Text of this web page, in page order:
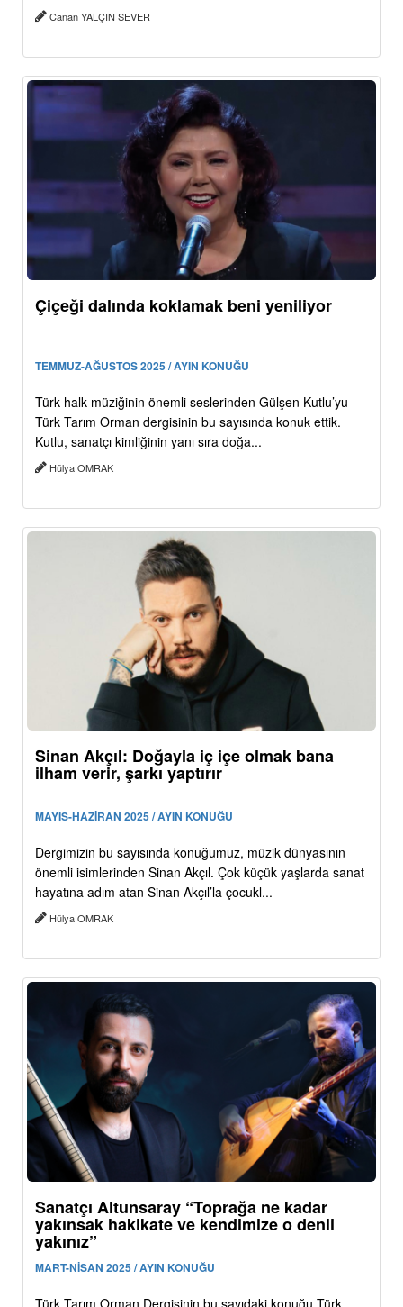
Canan YALÇIN SEVER
Çiçeği dalında koklamak beni yeniliyor
TEMMUZ-AĞUSTOS 2025 / AYIN KONUĞU
Türk halk müziğinin önemli seslerinden Gülşen Kutlu’yu
Türk Tarım Orman dergisinin bu sayısında konuk ettik.
Kutlu, sanatçı kimliğinin yanı sıra doğa...
Hülya OMRAK
Sinan Akçıl: Doğayla iç içe olmak bana
ilham verir, şarkı yaptırır
MAYIS-HAZİRAN 2025 / AYIN KONUĞU
Dergimizin bu sayısında konuğumuz, müzik dünyasının
önemli isimlerinden Sinan Akçıl. Çok küçük yaşlarda sanat
hayatına adım atan Sinan Akçıl’la çocukl...
Hülya OMRAK
Sanatçı Altunsaray “Toprağa ne kadar
yakınsak hakikate ve kendimize o denli
yakınız”
MART-NİSAN 2025 / AYIN KONUĞU
Türk Tarım Orman Dergisinin bu sayıdaki konuğu Türk